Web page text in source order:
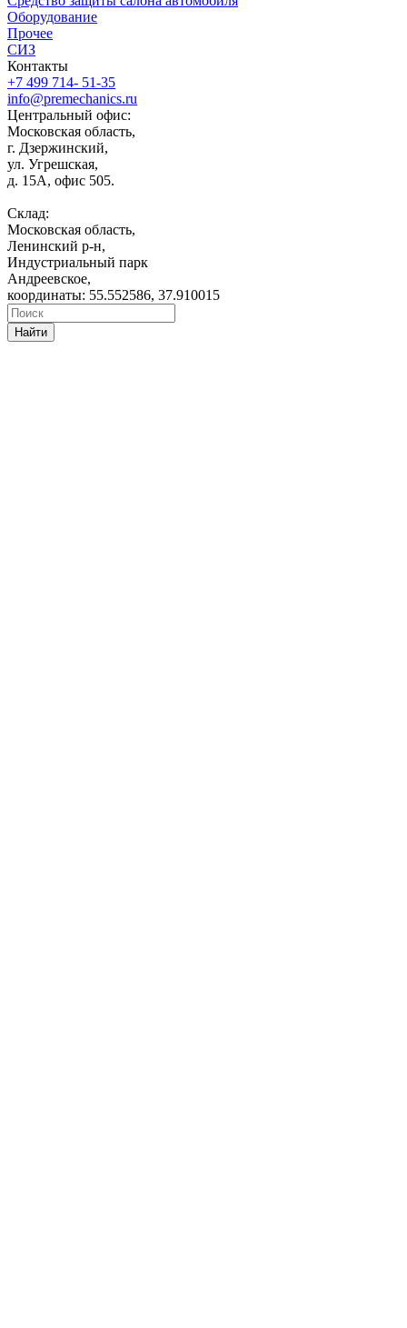
Оборудование
Прочее
СИЗ
Контакты
+7 499 714- 51-35
info@premechanics.ru
Центральный офис:
Московская область,
г. Дзержинский,
ул. Угрешская,
д. 15А, офис 505.
Склад:
Московская область,
Ленинский р-н,
Индустриальный парк
Андреевское,
координаты: 55.552586, 37.910015
Найти